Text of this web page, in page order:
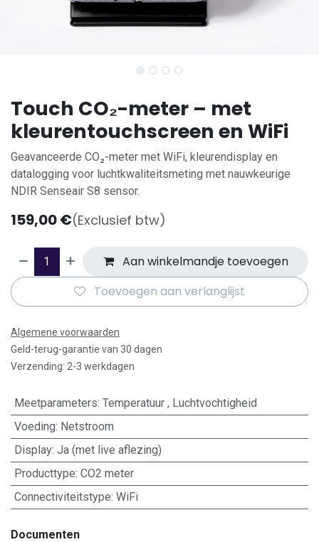
Touch CO₂-meter – met
kleurentouchscreen en WiFi
Geavanceerde CO₂-meter met WiFi, kleurendisplay en
datalogging voor luchtkwaliteitsmeting met nauwkeurige
NDIR Senseair S8 sensor.
159,00€(Exclusief btw)
Aan winkelmandje toevoegen
Toevoegen aan verlanglijst
Algemene voorwaarden
Geld-terug-garantie van 30 dagen
Verzending: 2-3 werkdagen
Meetparameters: Temperatuur, Luchtvochtigheid
Voeding: Netstroom
Display: Ja (met live aflezing)
Producttype: CO2 meter
Connectiviteitstype: WiFi
Documenten